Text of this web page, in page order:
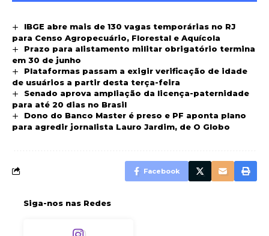
IBGE abre mais de 130 vagas temporárias no RJ
para Censo Agropecuário, Florestal e Aquícola
Prazo para alistamento militar obrigatório termina
em 30 de junho
Plataformas passam a exigir verificação de idade
de usuários a partir desta terça-feira
Senado aprova ampliação da licença-paternidade
para até 20 dias no Brasil
Dono do Banco Master é preso e PF aponta plano
para agredir jornalista Lauro Jardim, de O Globo
Facebook
Siga-nos nas Redes